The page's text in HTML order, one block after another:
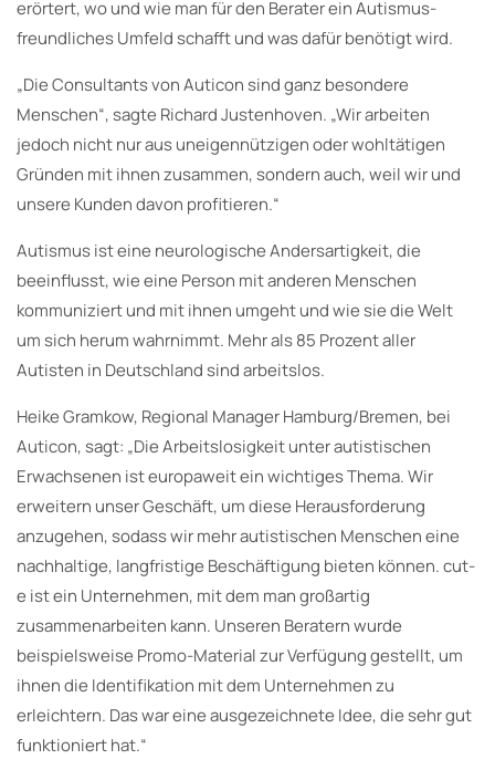
erörtert, wo und wie man für den Berater ein Autismus-
freundliches Umfeld schafft und was dafür benötigt wird.
„Die Consultants von Auticon sind ganz besondere
Menschen“, sagte Richard Justenhoven. „Wir arbeiten
jedoch nicht nur aus uneigennützigen oder wohltätigen
Gründen mit ihnen zusammen, sondern auch, weil wir und
unsere Kunden davon profitieren.“
Autismus ist eine neurologische Andersartigkeit, die
beeinflusst, wie eine Person mit anderen Menschen
kommuniziert und mit ihnen umgeht und wie sie die Welt
um sich herum wahrnimmt. Mehr als 85 Prozent aller
Autisten in Deutschland sind arbeitslos.
Heike Gramkow, Regional Manager Hamburg/Bremen, bei
Auticon, sagt: „Die Arbeitslosigkeit unter autistischen
Erwachsenen ist europaweit ein wichtiges Thema. Wir
erweitern unser Geschäft, um diese Herausforderung
anzugehen, sodass wir mehr autistischen Menschen eine
nachhaltige, langfristige Beschäftigung bieten können. cut-
e ist ein Unternehmen, mit dem man großartig
zusammenarbeiten kann. Unseren Beratern wurde
beispielsweise Promo-Material zur Verfügung gestellt, um
ihnen die Identifikation mit dem Unternehmen zu
erleichtern. Das war eine ausgezeichnete Idee, die sehr gut
funktioniert hat.“